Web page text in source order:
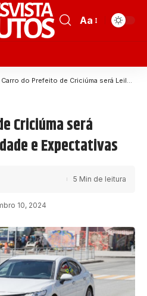
Aa
Carro do Prefeito de Criciúma será Leiloado: Oportunidade e Expectativas
Criciúma será
e Expectativas
10, 2024
5 Min de leitura